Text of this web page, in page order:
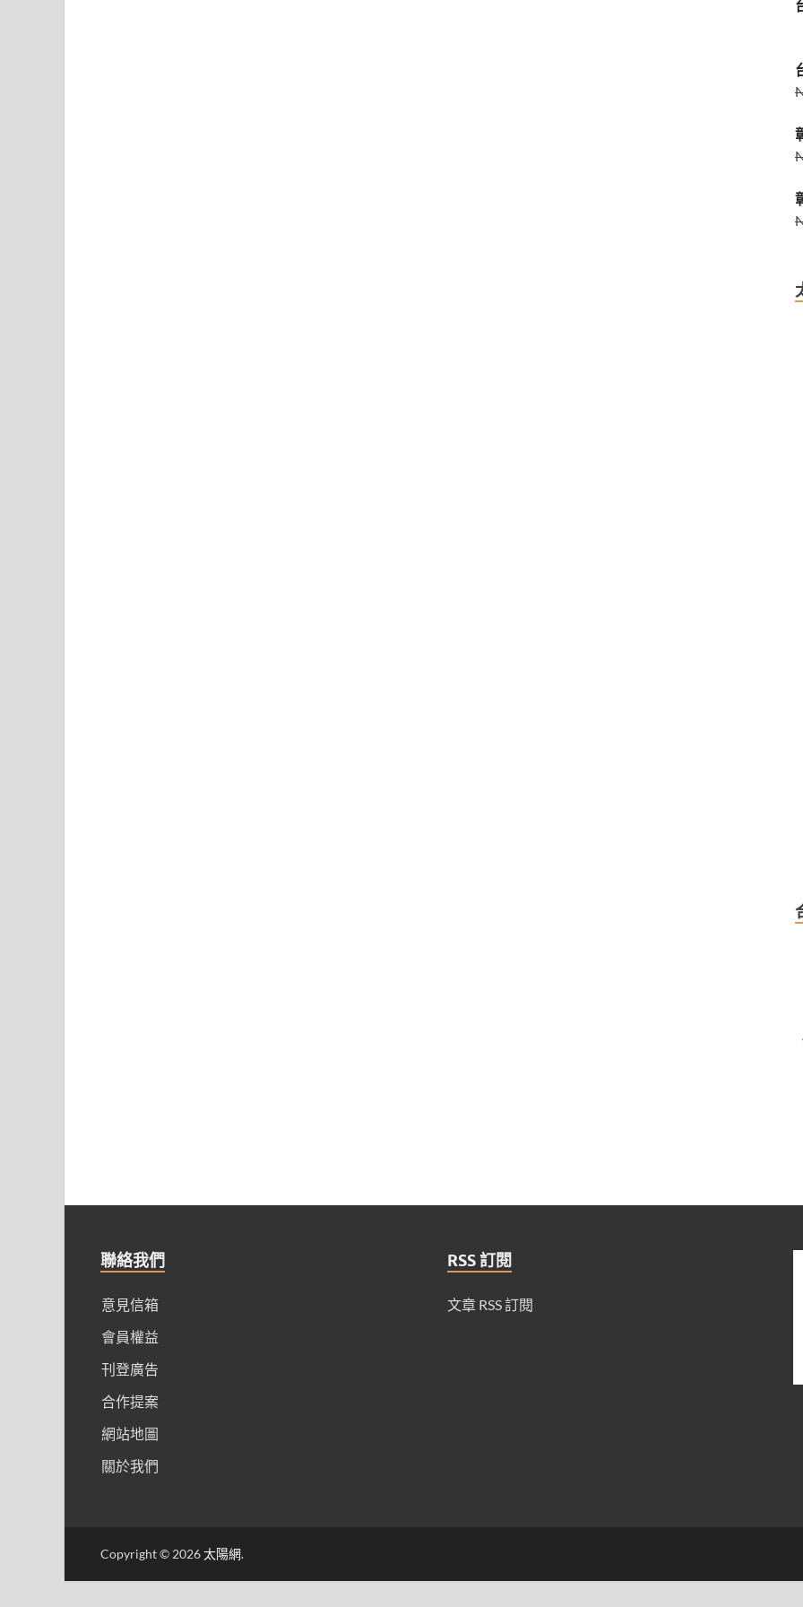
聯絡我們
意見信箱
會員權益
刊登廣告
合作提案
網站地圖
關於我們
RSS 訂閱
文章 RSS 訂閱
Copyright © 2026太陽網.